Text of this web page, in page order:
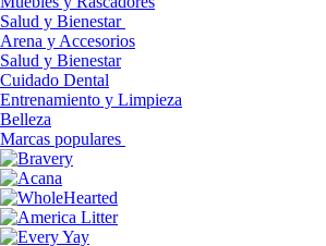
Salud y Bienestar
Arena y Accesorios
Salud y Bienestar
Cuidado Dental
Entrenamiento y Limpieza
Belleza
Marcas populares